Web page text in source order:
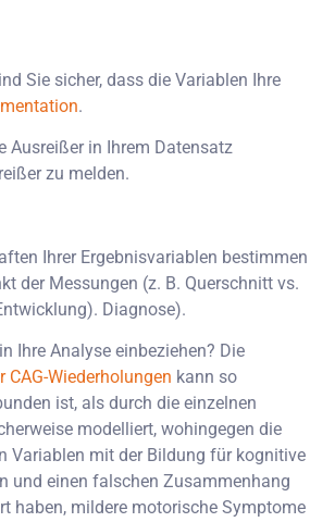
Sie sicher, dass die Variablen Ihre
.
Ausreißer in Ihrem Datensatz
zu melden.
Ihrer Ergebnisvariablen bestimmen
der Messungen (z. B. Querschnitt vs.
Diagnose).
Ihre Analyse einbeziehen? Die
CAG-Wiederholungen kann so
ist, als durch die einzelnen
modelliert, wohingegen die
Variablen mit der Bildung für kognitive
und einen falschen Zusammenhang
haben, mildere motorische Symptome